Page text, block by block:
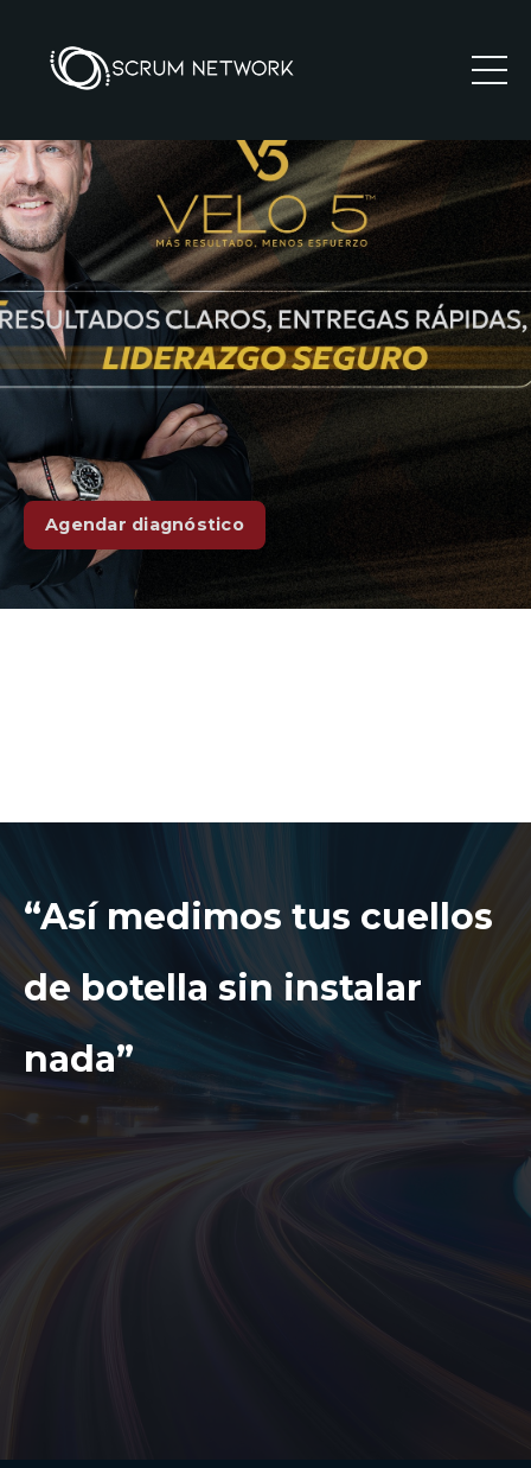
Agendar diagnóstico
“Así medimos tus cuellos
de botella sin instalar
nada”